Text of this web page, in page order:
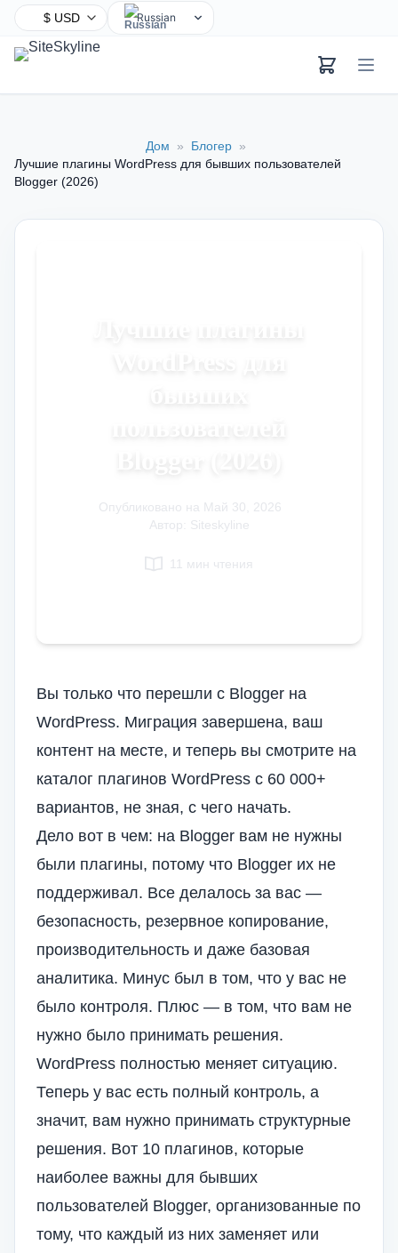
Russian
Arabic
Дом » Блогер »
Лучшие плагины WordPress для бывших пользователей
Blogger (2026)
Опубликовано на Май 30, 2026
Автор: Siteskyline
11 мин чтения
Вы только что перешли с Blogger на
WordPress. Миграция завершена, ваш
контент на месте, и теперь вы смотрите на
каталог плагинов WordPress с 60 000+
вариантов, не зная, с чего начать.
Дело вот в чем: на Blogger вам не нужны
были плагины, потому что Blogger их не
поддерживал. Все делалось за вас —
безопасность, резервное копирование,
производительность и даже базовая
аналитика. Минус был в том, что у вас не
было контроля. Плюс — в том, что вам не
нужно было принимать решения.
WordPress полностью меняет ситуацию.
Теперь у вас есть полный контроль, а
значит, вам нужно принимать структурные
решения. Вот 10 плагинов, которые
наиболее важны для бывших
пользователей Blogger, организованные по
тому, что каждый из них заменяет или